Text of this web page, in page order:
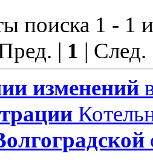
поиска 1 - 1
| 1 |
изменений